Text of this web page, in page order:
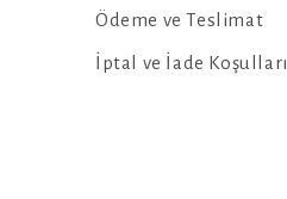
Ödeme ve Teslimat
İptal ve İade Koşulları